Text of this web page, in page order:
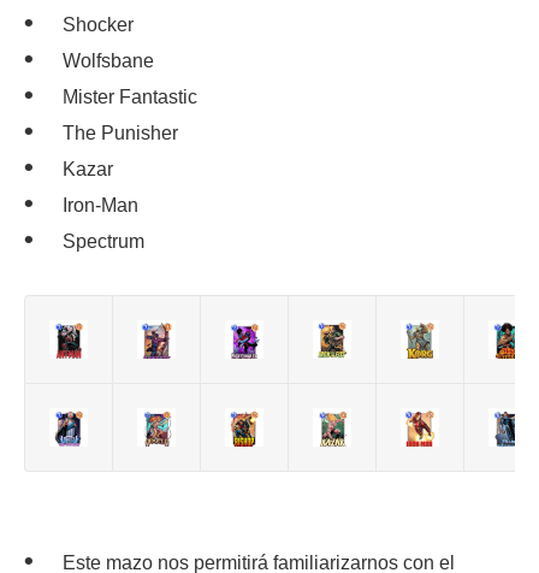
Shocker
Wolfsbane
Mister Fantastic
The Punisher
Kazar
Iron-Man
Spectrum
Este mazo nos permitirá familiarizarnos con el